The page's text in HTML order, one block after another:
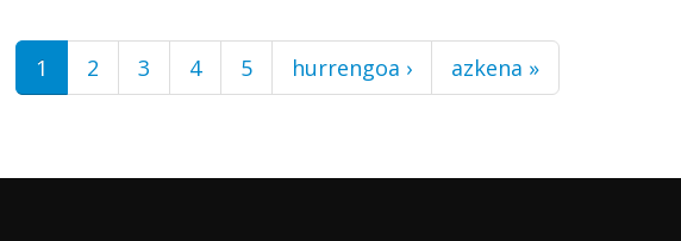
1 2 3 4 5 hurrengoa › azkena »